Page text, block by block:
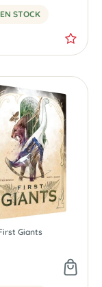
EN STOCK
Giants